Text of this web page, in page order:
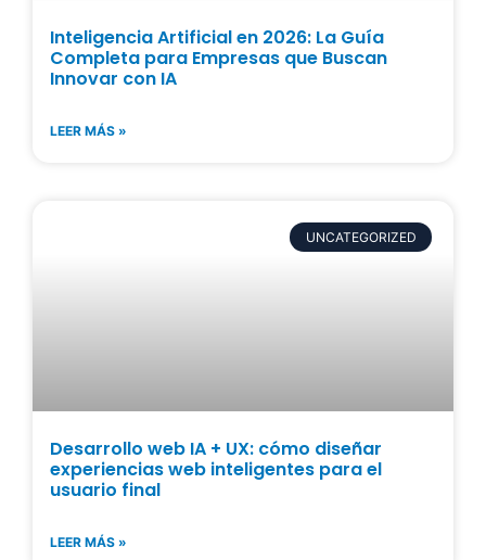
Inteligencia Artificial en 2026: La Guía
Completa para Empresas que Buscan
Innovar con IA
LEER MÁS »
UNCATEGORIZED
Desarrollo web IA + UX: cómo diseñar
experiencias web inteligentes para el
usuario final
LEER MÁS »